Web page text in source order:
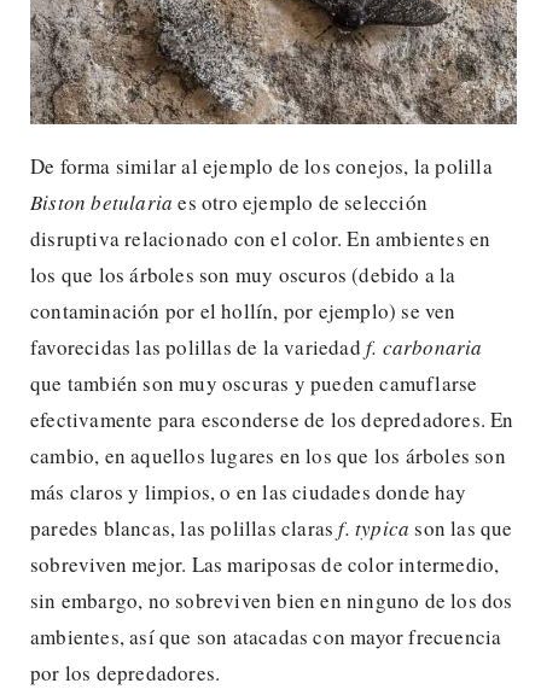
De forma similar al ejemplo de los conejos, la polilla
Biston betularia es otro ejemplo de selección
disruptiva relacionado con el color. En ambientes en
los que los árboles son muy oscuros (debido a la
contaminación por el hollín, por ejemplo) se ven
favorecidas las polillas de la variedad f. carbonaria
que también son muy oscuras y pueden camuflarse
efectivamente para esconderse de los depredadores. En
cambio, en aquellos lugares en los que los árboles son
más claros y limpios, o en las ciudades donde hay
paredes blancas, las polillas clarasf. typica son las que
sobreviven mejor. Las mariposas de color intermedio,
sin embargo, no sobreviven bien en ninguno de los dos
ambientes, así que son atacadas con mayor frecuencia
por los depredadores.